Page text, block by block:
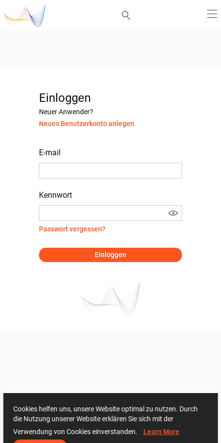
Einloggen
Neuer Anwender?
Neues Benutzerkonto anlegen
E-mail
Kennwort
Passwort vergessen?
Einloggen
Cookies helfen uns, unsere Website optimal zu nutzen. Durch
die Nutzung unserer Website erklären Sie sich mit der
Verwendung von Cookies einverstanden. Learn More